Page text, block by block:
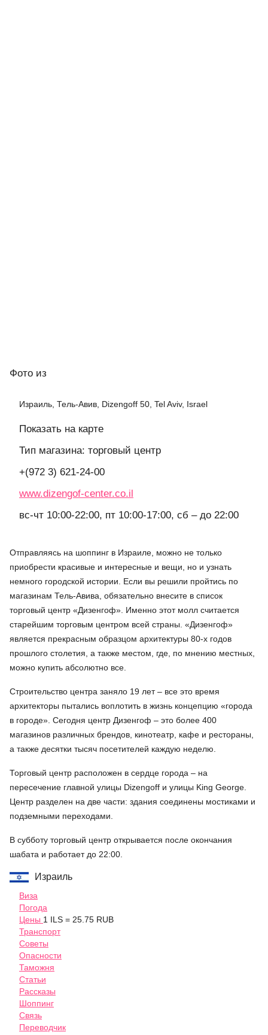
Фото из
Израиль, Тель-Авив, Dizengoff 50, Tel Aviv, Israel
Показать на карте
Тип магазина: торговый центр
+(972 3) 621-24-00
www.dizengof-center.co.il
вс-чт 10:00-22:00, пт 10:00-17:00, сб – до 22:00
Отправляясь на шоппинг в Израиле, можно не только
приобрести красивые и интересные и вещи, но и узнать
немного городской истории. Если вы решили пройтись по
магазинам Тель-Авива, обязательно внесите в список
торговый центр «Дизенгоф». Именно этот молл считается
старейшим торговым центром всей страны. «Дизенгоф»
является прекрасным образцом архитектуры 80-х годов
прошлого столетия, а также местом, где, по мнению местных,
можно купить абсолютно все.
Строительство центра заняло 19 лет – все это время
архитекторы пытались воплотить в жизнь концепцию «города
в городе». Сегодня центр Дизенгоф – это более 400
магазинов различных брендов, кинотеатр, кафе и рестораны,
а также десятки тысяч посетителей каждую неделю.
Торговый центр расположен в сердце города – на
пересечение главной улицы Dizengoff и улицы King George.
Центр разделен на две части: здания соединены мостиками и
подземными переходами.
В субботу торговый центр открывается после окончания
шабата и работает до 22:00.
Израиль
Виза
Погода
Цены 1 ILS = 25.75 RUB
Транспорт
Советы
Опасности
Таможня
Статьи
Рассказы
Шоппинг
Связь
Переводчик